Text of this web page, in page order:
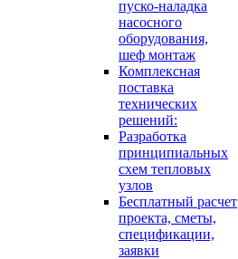
пуско-наладка
насосного
оборудования,
шеф монтаж
Комплексная
поставка
технических
решений:
Разработка
принципиальных
схем тепловых
узлов
Бесплатный расчет
проекта, сметы,
спецификации,
заявки